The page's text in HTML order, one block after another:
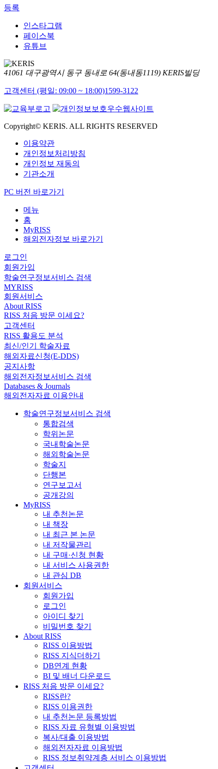
등록
인스타그램
페이스북
유튜브
41061 대구광역시 동구 동내로 64(동내동1119) KERIS빌딩
고객센터 (평일: 09:00 ~ 18:00)1599-3122
Copyright© KERIS. ALL RIGHTS RESERVED
이용약관
개인정보처리방침
개인정보 재동의
기관소개
PC 버전 바로가기
메뉴
홈
MyRISS
해외전자정보 바로가기
로그인
회원가입
학술연구정보서비스 검색
MYRISS
회원서비스
About RISS
RISS 처음 방문 이세요?
고객센터
RISS 활용도 분석
최신/인기 학술자료
해외자료신청(E-DDS)
공지사항
해외전자정보서비스 검색
Databases & Journals
해외전자자료 이용안내
학술연구정보서비스 검색
통합검색
학위논문
국내학술논문
해외학술논문
학술지
단행본
연구보고서
공개강의
MyRISS
내 추천논문
내 책장
내 최근 본 논문
내 저작물관리
내 구매·신청 현황
내 서비스 사용권한
내 관심 DB
회원서비스
회원가입
로그인
아이디 찾기
비밀번호 찾기
About RISS
RISS 이용방법
RISS 지식더하기
DB연계 현황
BI 및 배너 다운로드
RISS 처음 방문 이세요?
RISS란?
RISS 이용권한
내 추천논문 등록방법
RISS 자료 유형별 이용방법
복사/대출 이용방법
해외전자자료 이용방법
RISS 정보취약계층 서비스 이용방법